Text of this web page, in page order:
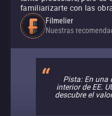
familiarizarte con las
Filmelier
Nuestras
Pista: En una
interior de EE.
descubre el